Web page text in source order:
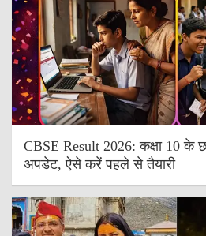
CBSE Result 2026: कक्षा 10 के
अपडेट, ऐसे करें पहले से तैयारी